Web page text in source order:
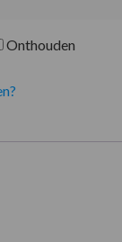
Onthouden